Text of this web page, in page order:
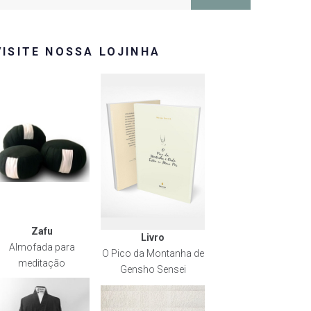
NOSSA LOJINHA
Zafu
Almofada para
meditação
Livro
O Pico da Montanha de
Gensho Sensei